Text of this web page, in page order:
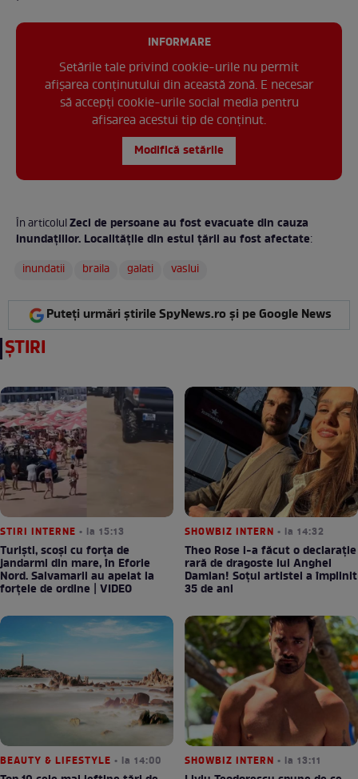
INFORMARE
Setările tale privind cookie-urile nu permit
afișarea conținutului din această zonă. E necesar
să accepți cookie-urile social media pentru
afisarea acestui tip de conținut.
Modifică setările
În articolulZeci de persoane au fost evacuate din cauza
inundațiilor. Localitățile din estul țării au fost afectate:
inundatii
braila galati vaslui
Puteți urmări știrile SpyNews.ro și pe Google News
ȘTIRI
STIRI INTERNE • la 15:13
Turiști, scoși cu forța de
jandarmi din mare, în Eforie
Nord. Salvamarii au apelat la
forțele de ordine | VIDEO
SHOWBIZ INTERN • la 14:32
Theo Rose i-a făcut o declarație
rară de dragoste lui Anghel
Damian! Soțul artistei a împlinit
35 de ani
BEAUTY & LIFESTYLE • la 14:00 SHOWBIZ INTERN • la 13:11